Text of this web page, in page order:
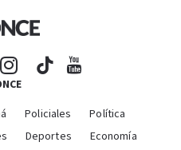
Policiales
Política
Deportes
Economía